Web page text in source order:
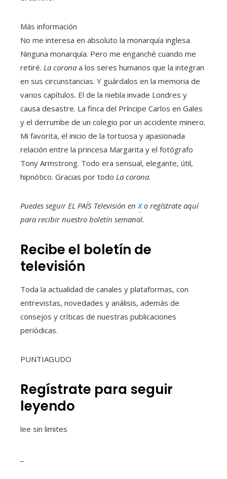
Más información
No me interesa en absoluto la monarquía inglesa.
Ninguna monarquía. Pero me enganché cuando me
retiré. La corona a los seres humanos que la integran
en sus circunstancias. Y guárdalos en la memoria de
varios capítulos. El de la niebla invade Londres y
causa desastre. La finca del Príncipe Carlos en Gales
y el derrumbe de un colegio por un accidente minero.
Mi favorita, el inicio de la tortuosa y apasionada
relación entre la princesa Margarita y el fotógrafo
Tony Armstrong. Todo era sensual, elegante, útil,
hipnótico. Gracias por todo La corona.
Puedes seguir EL PAÍS Televisión enXo regístrate aquí
para recibirnuestro boletín semanal.
Recibe el boletín de
televisión
Toda la actualidad de canales y plataformas, con
entrevistas, novedades y análisis, además de
consejos y críticas de nuestras publicaciones
periódicas.
PUNTIAGUDO
Regístrate para seguir
leyendo
lee sin limites